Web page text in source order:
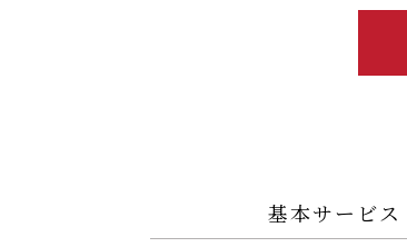
基本サービス